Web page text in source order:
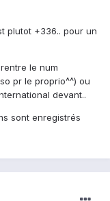
plutot +336.. pour un
le num
pr le proprio^^) ou
devant..
sont enregistrés